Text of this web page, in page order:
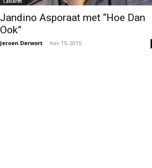
Jandino Asporaat met “Hoe Dan
Ook”
Jeroen Derwort - nov 15, 2015